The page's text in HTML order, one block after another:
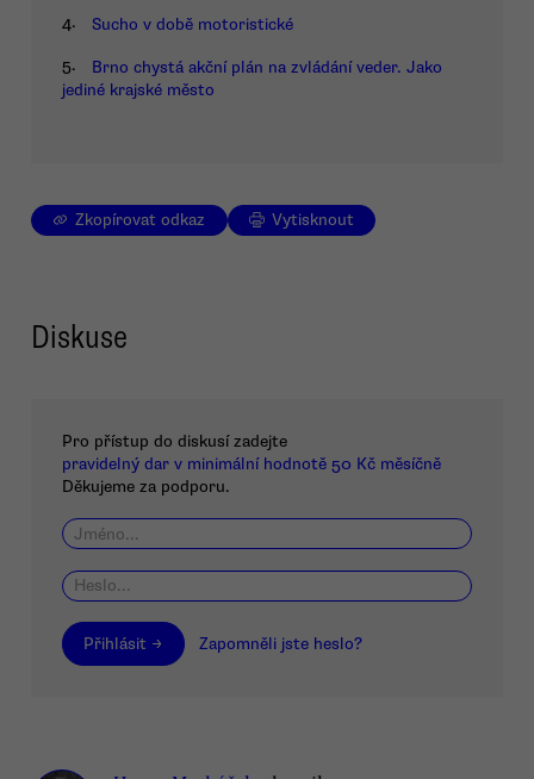
4. Sucho v době motoristické
5.
Brno chystá akční plán na zvládání veder. Jako
jediné krajské město
Zkopírovat odkaz Vytisknout
Diskuse
Pro přístup do diskusí zadejte
pravidelný dar v minimální hodnotě 50 Kč měsíčně
Děkujeme za podporu.
Přihlásit → Zapomněli jste heslo?